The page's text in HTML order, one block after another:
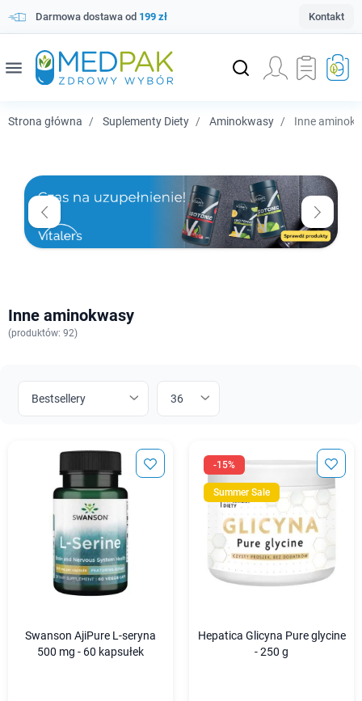
Darmowa dostawa od 199 zł Kontakt
menu
Strona główna Suplementy Diety Aminokwasy Inne
Inne aminokwasy
(produktów: 92)
Swanson AjiPure L-seryna
500 mg - 60 kapsułek
-15%
Summer Sale
Hepatica Glicyna Pure glycine
- 250 g